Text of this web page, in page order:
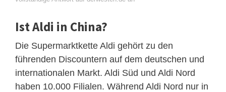
Ist Aldi in China?
Die Supermarktkette Aldi gehört zu den
führenden Discountern auf dem deutschen und
internationalen Markt. Aldi Süd und Aldi Nord
haben 10.000 Filialen. Während Aldi Nord nur in